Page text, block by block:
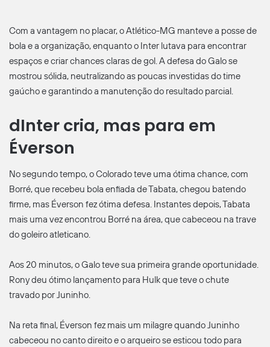
Com a vantagem no placar, o Atlético-MG manteve a posse de
bola e a organização, enquanto o Inter lutava para encontrar
espaços e criar chances claras de gol. A defesa do Galo se
mostrou sólida, neutralizando as poucas investidas do time
gaúcho e garantindo a manutenção do resultado parcial.
dInter cria, mas para em
Éverson
No segundo tempo, o Colorado teve uma ótima chance, com
Borré, que recebeu bola enfiada de Tabata, chegou batendo
firme, mas Éverson fez ótima defesa. Instantes depois, Tabata
mais uma vez encontrou Borré na área, que cabeceou na trave
do goleiro atleticano.
Aos 20 minutos, o Galo teve sua primeira grande oportunidade.
Rony deu ótimo lançamento para Hulk que teve o chute
travado por Juninho.
Na reta final, Éverson fez mais um milagre quando Juninho
cabeceou no canto direito e o arqueiro se esticou todo para